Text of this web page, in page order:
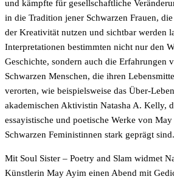
und kämpfte für gesellschaftliche
in die Tradition jener Schwarzen Frauen,
der Kreativität nutzen und sichtbar werden
Interpretationen bestimmten nicht nur den
Geschichte, sondern auch die Erfahrungen
Schwarzen Menschen, die ihren
verorten, wie beispielsweise das Über-
akademischen Aktivistin Natasha A. Kelly,
essayistische und poetische Werke von
Schwarzen Feministinnen stark geprägt sind.
Mit Soul Sister – Poetry and Slam widmet
Künstlerin May Ayim einen Abend mit